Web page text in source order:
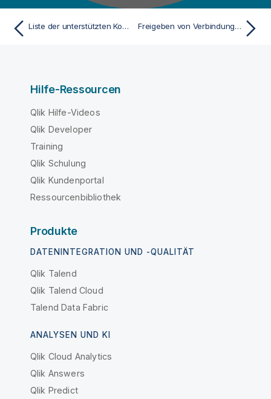
Liste der unterstützten Konnektoren Freigeben von Verbindungen
Hilfe-Ressourcen
Qlik Hilfe-Videos
Qlik Developer
Training
Qlik Schulung
Qlik Kundenportal
Ressourcenbibliothek
Produkte
DATENINTEGRATION UND -QUALITÄT
Qlik Talend
Qlik Talend Cloud
Talend Data Fabric
ANALYSEN UND KI
Qlik Cloud Analytics
Qlik Answers
Qlik Predict